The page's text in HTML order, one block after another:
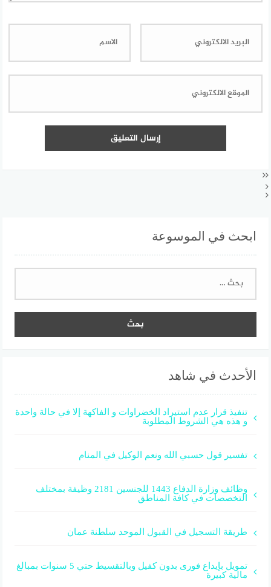
ابحث في الموسوعة
البحث
الأحدث في شاهد
تنفيذ قرار عدم استيراد الخضراوات و الفاكهة إلا في حالة واحدة
و هذه هي الشروط المطلوبة
تفسير قول حسبي الله ونعم الوكيل في المنام
وظائف وزارة الدفاع 1443 للجنسين 2181 وظيفة بمختلف
التخصصات في كافة المناطق
طريقة التسجيل في القبول الموحد سلطنة عمان
تمويل بإيداع فورى بدون كفيل وبالتقسيط حتي 5 سنوات بمبالغ
مالية كبيرة